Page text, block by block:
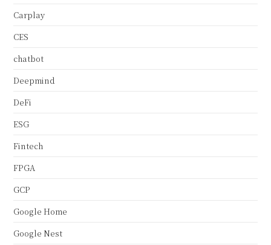
Carplay
CES
chatbot
Deepmind
DeFi
ESG
Fintech
FPGA
GCP
Google Home
Google Nest